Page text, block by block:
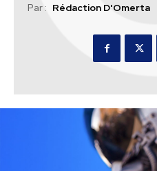
Par : Rédaction D'Omerta